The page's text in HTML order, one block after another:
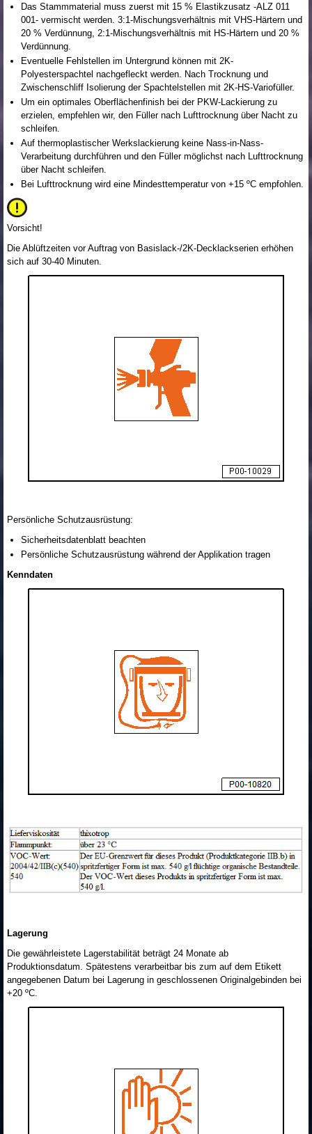
Das Stammmaterial muss zuerst mit 15 % Elastikzusatz -ALZ 011
001- vermischt werden. 3:1-Mischungsverhältnis mit VHS-Härtern und
20 % Verdünnung, 2:1-Mischungsverhältnis mit HS-Härtern und 20 %
Verdünnung.
Eventuelle Fehlstellen im Untergrund können mit 2K-
Polyesterspachtel nachgefleckt werden. Nach Trocknung und
Zwischenschliff Isolierung der Spachtelstellen mit 2K-HS-Variofüller.
Um ein optimales Oberflächenfinish bei der PKW-Lackierung zu
erzielen, empfehlen wir, den Füller nach Lufttrocknung über Nacht zu
schleifen.
Auf thermoplastischer Werkslackierung keine Nass-in-Nass-
Verarbeitung durchführen und den Füller möglichst nach Lufttrocknung
über Nacht schleifen.
Bei Lufttrocknung wird eine Mindesttemperatur von +15 ºC empfohlen.
Vorsicht!
Die Ablüftzeiten vor Auftrag von Basislack-/2K-Decklackserien erhöhen
sich auf 30-40 Minuten.
Persönliche Schutzausrüstung:
Sicherheitsdatenblatt beachten
Persönliche Schutzausrüstung während der Applikation tragen
Kenndaten
Lagerung
Die gewährleistete Lagerstabilität beträgt 24 Monate ab
Produktionsdatum. Spätestens verarbeitbar bis zum auf dem Etikett
angegebenen Datum bei Lagerung in geschlossenen Originalgebinden bei
+20 ºC.